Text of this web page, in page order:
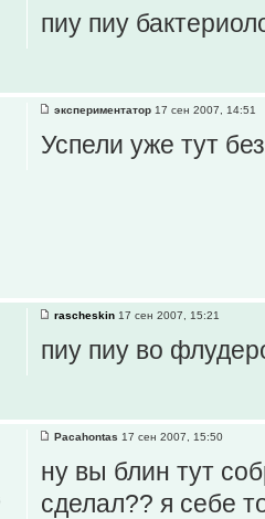
пиу пиу
экспериментатор 17 сен 2007, 14:51
Успели уже тут
rascheskin 17 сен 2007, 15:21
пиу пиу во
Pacahontas 17 сен 2007, 15:50
ну вы блин тут
сделал?? я себе